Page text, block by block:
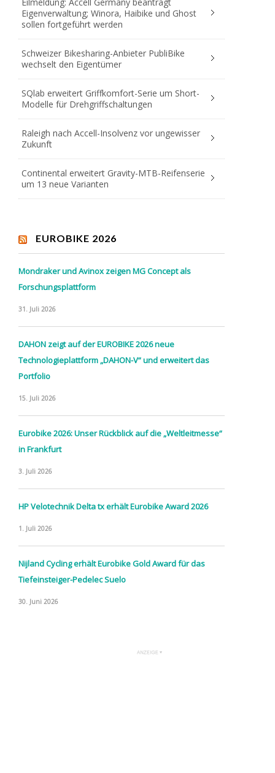
Eigenverwaltung; Winora, Haibike und Ghost
sollen fortgeführt werden
Schweizer Bikesharing-Anbieter PubliBike
wechselt den Eigentümer
SQlab erweitert Griffkomfort-Serie um Short-
Modelle für Drehgriffschaltungen
Raleigh nach Accell-Insolvenz vor ungewisser
Zukunft
Continental erweitert Gravity-MTB-Reifenserie
um 13 neue Varianten
EUROBIKE 2026
Mondraker und Avinox zeigen MG Concept als
Forschungsplattform
31. Juli 2026
DAHON zeigt auf der EUROBIKE 2026 neue
Technologieplattform „DAHON-V“ und erweitert das
Portfolio
15. Juli 2026
Eurobike 2026: Unser Rückblick auf die „Weltleitmesse“
in Frankfurt
3. Juli 2026
HP Velotechnik Delta tx erhält Eurobike Award 2026
1. Juli 2026
Nijland Cycling erhält Eurobike Gold Award für das
Tiefeinsteiger-Pedelec Suelo
30. Juni 2026